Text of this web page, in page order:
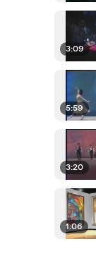
3:09
5:59
3:20
1:06